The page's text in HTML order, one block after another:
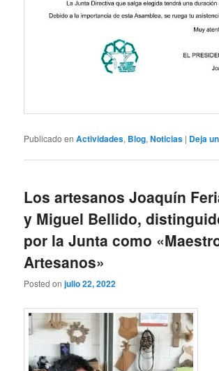
Publicado en Actividades, Blog,Noticias | Deja
Los artesanos Joaquín
y Miguel Bellido,
por la Junta como
Artesanos»
Posted onjulio 22, 2022